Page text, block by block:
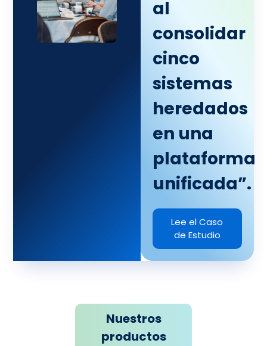
al
consolidar
cinco
sistemas
heredados
en una
plataforma
unificada”.
Lee el Caso
de Estudio
Nuestros
productos